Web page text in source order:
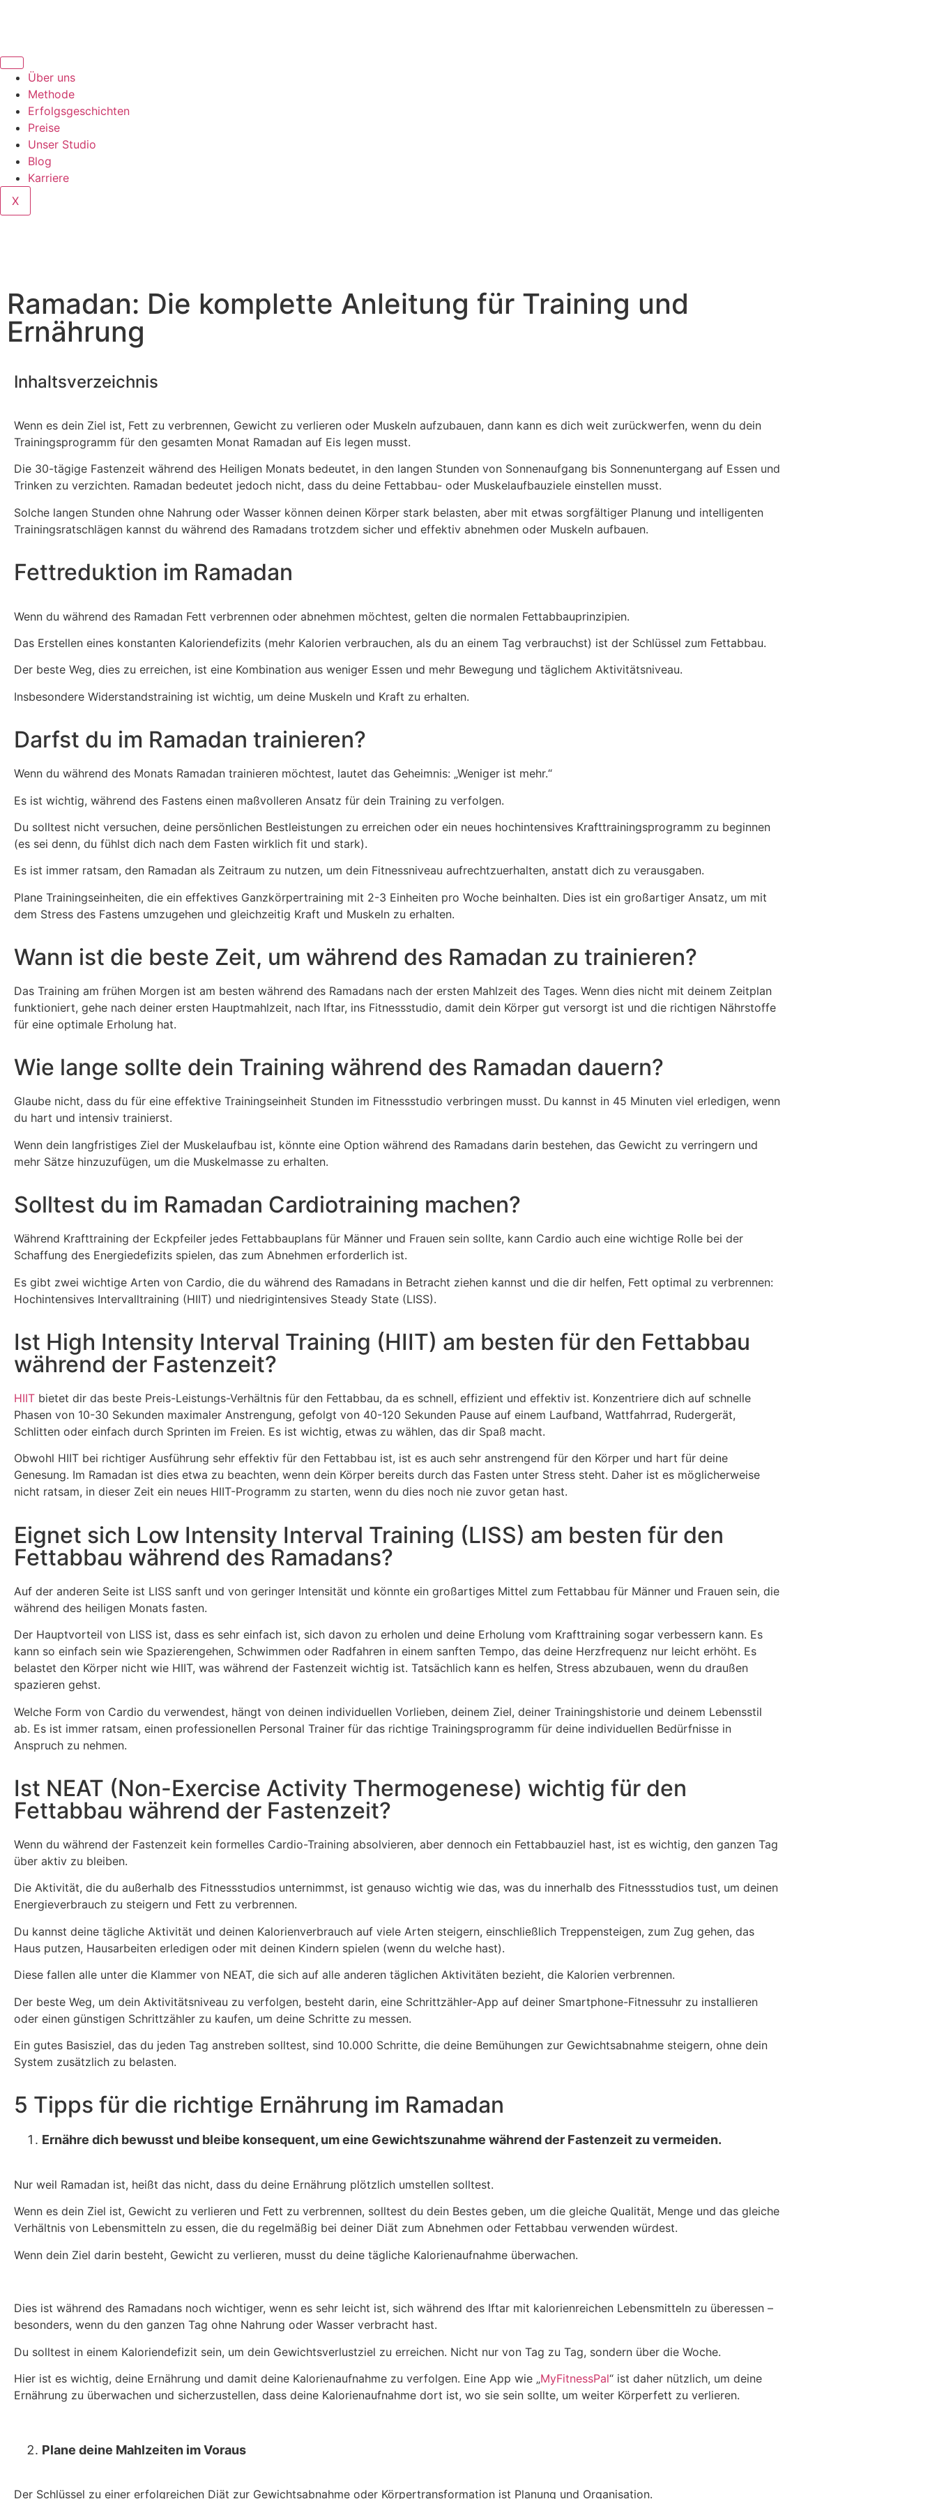
Über uns
Methode
Erfolgsgeschichten
Preise
Unser Studio
Blog
Karriere
X
Ramadan: Die komplette Anleitung für Training und
Ernährung
Inhaltsverzeichnis
Wenn es dein Ziel ist, Fett zu verbrennen, Gewicht zu verlieren oder Muskeln aufzubauen, dann kann es dich weit zurückwerfen, wenn du dein
Trainingsprogramm für den gesamten Monat Ramadan auf Eis legen musst.
Die 30-tägige Fastenzeit während des Heiligen Monats bedeutet, in den langen Stunden von Sonnenaufgang bis Sonnenuntergang auf Essen und
Trinken zu verzichten. Ramadan bedeutet jedoch nicht, dass du deine Fettabbau- oder Muskelaufbauziele einstellen musst.
Solche langen Stunden ohne Nahrung oder Wasser können deinen Körper stark belasten, aber mit etwas sorgfältiger Planung und intelligenten
Trainingsratschlägen kannst du während des Ramadans trotzdem sicher und effektiv abnehmen oder Muskeln aufbauen.
Fettreduktion im Ramadan
Wenn du während des Ramadan Fett verbrennen oder abnehmen möchtest, gelten die normalen Fettabbauprinzipien.
Das Erstellen eines konstanten Kaloriendefizits (mehr Kalorien verbrauchen, als du an einem Tag verbrauchst) ist der Schlüssel zum Fettabbau.
Der beste Weg, dies zu erreichen, ist eine Kombination aus weniger Essen und mehr Bewegung und täglichem Aktivitätsniveau.
Insbesondere Widerstandstraining ist wichtig, um deine Muskeln und Kraft zu erhalten.
Darfst du im Ramadan trainieren?
Wenn du während des Monats Ramadan trainieren möchtest, lautet das Geheimnis: „Weniger ist mehr.“
Es ist wichtig, während des Fastens einen maßvolleren Ansatz für dein Training zu verfolgen.
Du solltest nicht versuchen, deine persönlichen Bestleistungen zu erreichen oder ein neues hochintensives Krafttrainingsprogramm zu beginnen
(es sei denn, du fühlst dich nach dem Fasten wirklich fit und stark).
Es ist immer ratsam, den Ramadan als Zeitraum zu nutzen, um dein Fitnessniveau aufrechtzuerhalten, anstatt dich zu verausgaben.
Plane Trainingseinheiten, die ein effektives Ganzkörpertraining mit 2-3 Einheiten pro Woche beinhalten. Dies ist ein großartiger Ansatz, um mit
dem Stress des Fastens umzugehen und gleichzeitig Kraft und Muskeln zu erhalten.
Wann ist die beste Zeit, um während des Ramadan zu trainieren?
Das Training am frühen Morgen ist am besten während des Ramadans nach der ersten Mahlzeit des Tages. Wenn dies nicht mit deinem Zeitplan
funktioniert, gehe nach deiner ersten Hauptmahlzeit, nach Iftar, ins Fitnessstudio, damit dein Körper gut versorgt ist und die richtigen Nährstoffe
für eine optimale Erholung hat.
Wie lange sollte dein Training während des Ramadan dauern?
Glaube nicht, dass du für eine effektive Trainingseinheit Stunden im Fitnessstudio verbringen musst. Du kannst in 45 Minuten viel erledigen, wenn
du hart und intensiv trainierst.
Wenn dein langfristiges Ziel der Muskelaufbau ist, könnte eine Option während des Ramadans darin bestehen, das Gewicht zu verringern und
mehr Sätze hinzuzufügen, um die Muskelmasse zu erhalten.
Solltest du im Ramadan Cardiotraining machen?
Während Krafttraining der Eckpfeiler jedes Fettabbauplans für Männer und Frauen sein sollte, kann Cardio auch eine wichtige Rolle bei der
Schaffung des Energiedefizits spielen, das zum Abnehmen erforderlich ist.
Es gibt zwei wichtige Arten von Cardio, die du während des Ramadans in Betracht ziehen kannst und die dir helfen, Fett optimal zu verbrennen:
Hochintensives Intervalltraining (HIIT) und niedrigintensives Steady State (LISS).
Ist High Intensity Interval Training (HIIT) am besten für den Fettabbau
während der Fastenzeit?
HIIT bietet dir das beste Preis-Leistungs-Verhältnis für den Fettabbau, da es schnell, effizient und effektiv ist. Konzentriere dich auf schnelle
Phasen von 10-30 Sekunden maximaler Anstrengung, gefolgt von 40-120 Sekunden Pause auf einem Laufband, Wattfahrrad, Rudergerät,
Schlitten oder einfach durch Sprinten im Freien. Es ist wichtig, etwas zu wählen, das dir Spaß macht.
Obwohl HIIT bei richtiger Ausführung sehr effektiv für den Fettabbau ist, ist es auch sehr anstrengend für den Körper und hart für deine
Genesung. Im Ramadan ist dies etwa zu beachten, wenn dein Körper bereits durch das Fasten unter Stress steht. Daher ist es möglicherweise
nicht ratsam, in dieser Zeit ein neues HIIT-Programm zu starten, wenn du dies noch nie zuvor getan hast.
Eignet sich Low Intensity Interval Training (LISS) am besten für den
Fettabbau während des Ramadans?
Auf der anderen Seite ist LISS sanft und von geringer Intensität und könnte ein großartiges Mittel zum Fettabbau für Männer und Frauen sein, die
während des heiligen Monats fasten.
Der Hauptvorteil von LISS ist, dass es sehr einfach ist, sich davon zu erholen und deine Erholung vom Krafttraining sogar verbessern kann. Es
kann so einfach sein wie Spazierengehen, Schwimmen oder Radfahren in einem sanften Tempo, das deine Herzfrequenz nur leicht erhöht. Es
belastet den Körper nicht wie HIIT, was während der Fastenzeit wichtig ist. Tatsächlich kann es helfen, Stress abzubauen, wenn du draußen
spazieren gehst.
Welche Form von Cardio du verwendest, hängt von deinen individuellen Vorlieben, deinem Ziel, deiner Trainingshistorie und deinem Lebensstil
ab. Es ist immer ratsam, einen professionellen Personal Trainer für das richtige Trainingsprogramm für deine individuellen Bedürfnisse in
Anspruch zu nehmen.
Ist NEAT (Non-Exercise Activity Thermogenese) wichtig für den
Fettabbau während der Fastenzeit?
Wenn du während der Fastenzeit kein formelles Cardio-Training absolvieren, aber dennoch ein Fettabbauziel hast, ist es wichtig, den ganzen Tag
über aktiv zu bleiben.
Die Aktivität, die du außerhalb des Fitnessstudios unternimmst, ist genauso wichtig wie das, was du innerhalb des Fitnessstudios tust, um deinen
Energieverbrauch zu steigern und Fett zu verbrennen.
Du kannst deine tägliche Aktivität und deinen Kalorienverbrauch auf viele Arten steigern, einschließlich Treppensteigen, zum Zug gehen, das
Haus putzen, Hausarbeiten erledigen oder mit deinen Kindern spielen (wenn du welche hast).
Diese fallen alle unter die Klammer von NEAT, die sich auf alle anderen täglichen Aktivitäten bezieht, die Kalorien verbrennen.
Der beste Weg, um dein Aktivitätsniveau zu verfolgen, besteht darin, eine Schrittzähler-App auf deiner Smartphone-Fitnessuhr zu installieren
oder einen günstigen Schrittzähler zu kaufen, um deine Schritte zu messen.
Ein gutes Basisziel, das du jeden Tag anstreben solltest, sind 10.000 Schritte, die deine Bemühungen zur Gewichtsabnahme steigern, ohne dein
System zusätzlich zu belasten.
5 Tipps für die richtige Ernährung im Ramadan
Ernähre dich bewusst und bleibe konsequent, um eine Gewichtszunahme während der Fastenzeit zu vermeiden.
Nur weil Ramadan ist, heißt das nicht, dass du deine Ernährung plötzlich umstellen solltest.
Wenn es dein Ziel ist, Gewicht zu verlieren und Fett zu verbrennen, solltest du dein Bestes geben, um die gleiche Qualität, Menge und das gleiche
Verhältnis von Lebensmitteln zu essen, die du regelmäßig bei deiner Diät zum Abnehmen oder Fettabbau verwenden würdest.
Wenn dein Ziel darin besteht, Gewicht zu verlieren, musst du deine tägliche Kalorienaufnahme überwachen.
Dies ist während des Ramadans noch wichtiger, wenn es sehr leicht ist, sich während des Iftar mit kalorienreichen Lebensmitteln zu überessen –
besonders, wenn du den ganzen Tag ohne Nahrung oder Wasser verbracht hast.
Du solltest in einem Kaloriendefizit sein, um dein Gewichtsverlustziel zu erreichen. Nicht nur von Tag zu Tag, sondern über die Woche.
Hier ist es wichtig, deine Ernährung und damit deine Kalorienaufnahme zu verfolgen. Eine App wie „MyFitnessPal“ ist daher nützlich, um deine
Ernährung zu überwachen und sicherzustellen, dass deine Kalorienaufnahme dort ist, wo sie sein sollte, um weiter Körperfett zu verlieren.
Plane deine Mahlzeiten im Voraus
Der Schlüssel zu einer erfolgreichen Diät zur Gewichtsabnahme oder Körpertransformation ist Planung und Organisation.